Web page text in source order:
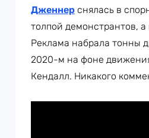
Дженнер снялась в
толпой демонстрантов, а
Реклама набрала тонны
2020-м на фоне
Кендалл. Никакого